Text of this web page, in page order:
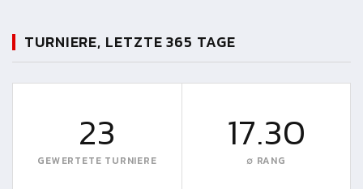
TURNIERE, LETZTE 365 TAGE
23
GEWERTETE TURNIERE
17.30
∅ RANG